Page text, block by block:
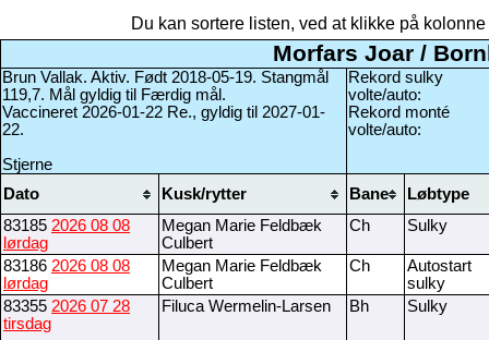
Du kan sortere listen, ved at klikke på
Morfars Joar /
Brun Vallak. Aktiv. Født 2018-05-19. Stangmål
119,7. Mål gyldig til Færdig mål.
Vaccineret 2026-01-22 Re., gyldig til 2027-01-
22.
Stjerne
Rekord sulky
volte/auto:
Rekord monté
volte/auto:
Dato Kusk/rytter Bane
Løbtype
83185 2026 08 08
lørdag
Megan Marie Feldbæk
Culbert
Ch Sulky
83186 2026 08 08
lørdag
Megan Marie Feldbæk
Culbert
Ch
Autostart
sulky
83355 2026 07 28
tirsdag
Filuca Wermelin-Larsen Bh Sulky